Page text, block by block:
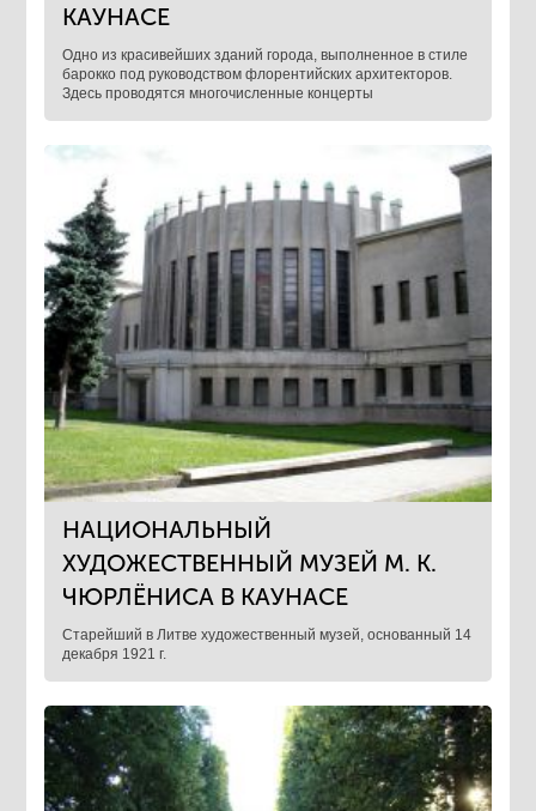
КАУНАСЕ
Одно из красивейших зданий города, выполненное в стиле
барокко под руководством флорентийских архитекторов.
Здесь проводятся многочисленные концерты
НАЦИОНАЛЬНЫЙ
ХУДОЖЕСТВЕННЫЙ МУЗЕЙ М. К.
ЧЮРЛЁНИСА В КАУНАСЕ
Старейший в Литве художественный музей, основанный 14
декабря 1921 г.